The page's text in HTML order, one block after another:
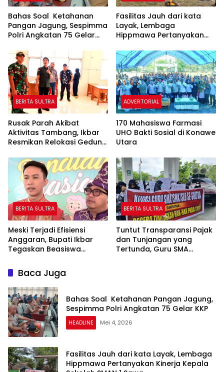
Bahas Soal Ketahanan
Pangan Jagung, Sespimma
Polri Angkatan 75 Gelar
Fasilitas Jauh dari kata
Layak, Lembaga
Hippmawa Pertanyakan
SMAN 1 Sawa
BERITA SULTRA
Rusak Parah Akibat
Aktivitas Tambang, Ikbar
Resmikan Relokasi Gedung
ADVERTORIAL
170 Mahasiswa Farmasi
UHO Bakti Sosial di Konawe
Utara
BERITA SULTRA
Meski Terjadi Efisiensi
Anggaran, Bupati Ikbar
Tegaskan Beasiswa
Lanjutkan
BERITA SULTRA
Tuntut Transparansi Pajak
dan Tunjangan yang
Tertunda, Guru SMA
Baca Juga
Bahas Soal Ketahanan Pangan Jagung,
Sespimma Polri Angkatan 75 Gelar KKP
HEADLINE Mei 4, 2026
Fasilitas Jauh dari kata Layak, Lembaga
Hippmawa Pertanyakan Kinerja Kepala